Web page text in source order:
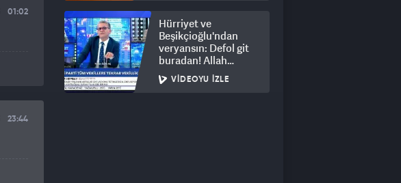
01:02
23:44
Hürriyet ve
Beşikçioğlu'ndan
veryansın: Defol git
buradan! Allah
hepsinin belasını
versin
VIDEOYU İZLE